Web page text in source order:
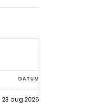
DATUM
23 aug 2026